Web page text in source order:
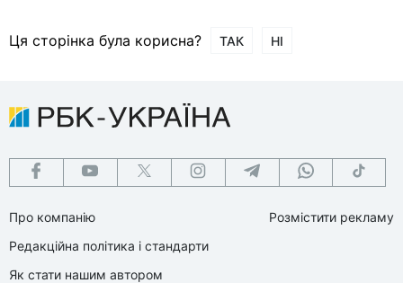
Ця сторінка була корисна? ТАК НІ
Про компанію
Редакційна політика і стандарти
Як стати нашим автором
Розмістити рекламу